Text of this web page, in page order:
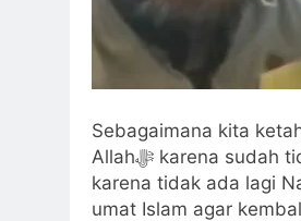
Sebagaimana kita
Allahﷻ karena sudah tidak ada lagi kabar kenabian. Tidak ada lagi Wahyu yang di turunkan
karena tidak ada lagi
umat Islam agar